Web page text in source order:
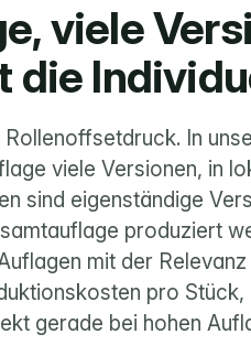
viele
die
In
viele Versionen, in
sind eigenständige
produziert
mit der
pro
gerade bei hohen